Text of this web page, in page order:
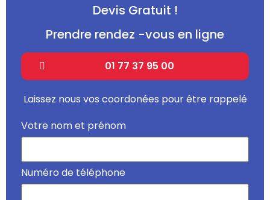
Devis Gratuit !
Prendre rendez -vous en ligne
01 77 37 95 00
Laissez nous vos coordonées pour être rappelé
Votre nom et prénom
Numéro de téléphone